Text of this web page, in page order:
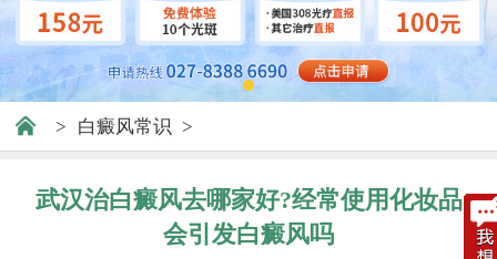
> 白癜风常识 >
武汉治白癜风去哪家好?经常使用化妆品
会引发白癜风吗